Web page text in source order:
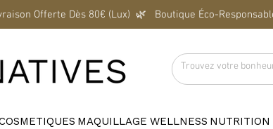
Offerte Dès 80€ (Lux)
MAQUILLAGE WELLNESS NUTRITION